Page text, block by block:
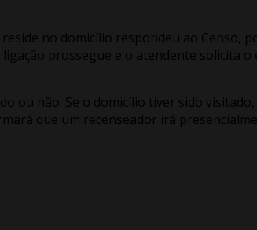
no domicílio respondeu ao Censo,
prossegue e o atendente solicita o
ou não. Se o domicílio tiver sido
que um recenseador irá